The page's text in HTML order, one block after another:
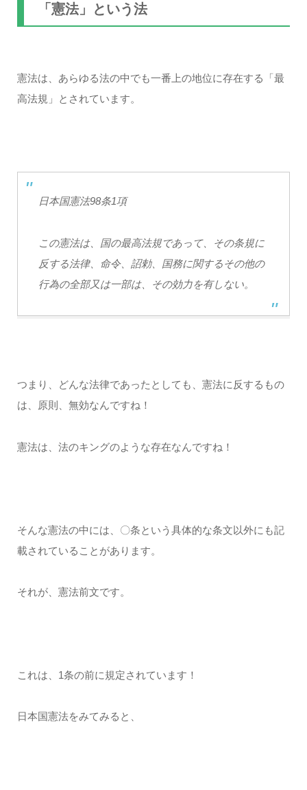
「憲法」という法
憲法は、あらゆる法の中でも一番上の地位に存在する「最
高法規」とされています。
日本国憲法98条1項
この憲法は、国の最高法規であって、その条規に
反する法律、命令、詔勅、国務に関するその他の
行為の全部又は一部は、その効力を有しない。
つまり、どんな法律であったとしても、憲法に反するもの
は、原則、無効なんですね！
憲法は、法のキングのような存在なんですね！
そんな憲法の中には、〇条という具体的な条文以外にも記
載されていることがあります。
それが、憲法前文です。
これは、1条の前に規定されています！
日本国憲法をみてみると、